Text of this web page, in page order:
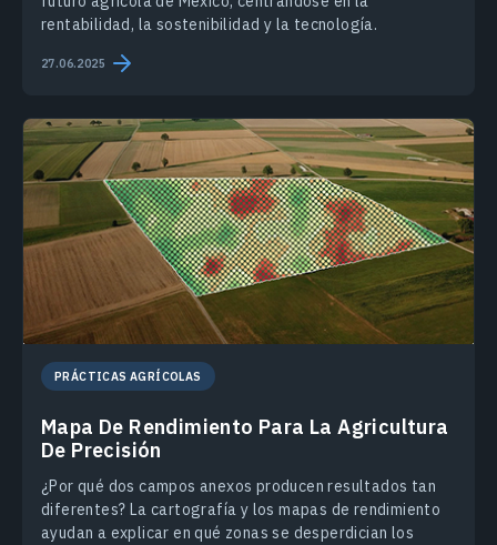
rentabilidad, la sostenibilidad y la tecnología.
27.06.2025
PRÁCTICAS AGRÍCOLAS
Mapa De Rendimiento Para La Agricultura
De Precisión
¿Por qué dos campos anexos producen resultados tan
diferentes? La cartografía y los mapas de rendimiento
ayudan a explicar en qué zonas se desperdician los